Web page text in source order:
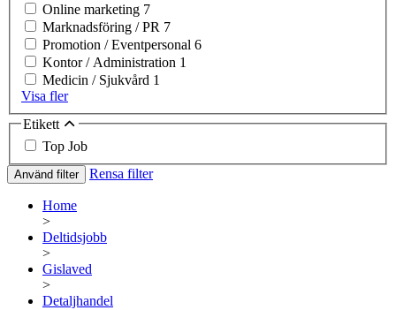
Online marketing 7
Marknadsföring / PR 7
Promotion / Eventpersonal 6
Kontor / Administration 1
Medicin / Sjukvård 1
Visa fler
Etikett
Top Job
Använd filter Rensa filter
Home
>
Deltidsjobb
>
Gislaved
>
Detaljhandel